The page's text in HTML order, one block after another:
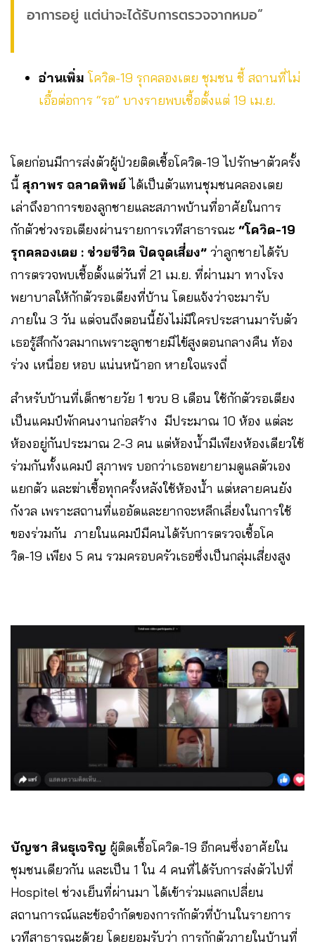
อาการอยู่ แต่น่าจะได้รับการตรวจจากหมอ”
อ่านเพิ่ม โควิด-19 รุกคลองเตย ชุมชน ชี้ สถานที่ไม่
เอื้อต่อการ “รอ” บางรายพบเชื้อตั้งแต่ 19 เม.ย.
โดยก่อนมีการส่งตัวผู้ป่วยติดเชื้อโควิด-19 ไปรักษาตัวครั้ง
นี้ สุภาพร ฉลาดทิพย์ ได้เป็นตัวแทนชุมชนคลองเตย
เล่าถึงอาการของลูกชายและสภาพบ้านที่อาศัยในการ
กักตัวช่วงรอเตียงผ่านรายการเวทีสาธารณะ “โควิด-19
รุกคลองเตย : ช่วยชีวิต ปิดจุดเสี่ยง” ว่าลูกชายได้รับ
การตรวจพบเชื้อตั้งแต่วันที่ 21 เม.ย. ที่ผ่านมา ทางโรง
พยาบาลให้กักตัวรอเตียงที่บ้าน โดยแจ้งว่าจะมารับ
ภายใน 3 วัน แต่จนถึงตอนนี้ยังไม่มีใครประสานมารับตัว
เธอรู้สึกกังวลมากเพราะลูกชายมีไข้สูงตอนกลางคืน ท้อง
ร่วง เหนื่อย หอบ แน่นหน้าอก หายใจแรงถี่
สำหรับบ้านที่เด็กชายวัย 1 ขวบ 8 เดือน ใช้กักตัวรอเตียง
เป็นแคมป์พักคนงานก่อสร้าง มีประมาณ 10 ห้อง แต่ละ
ห้องอยู่กันประมาณ 2-3 คน แต่ห้องน้ำมีเพียงห้องเดียวใช้
ร่วมกันทั้งแคมป์ สุภาพร บอกว่าเธอพยายามดูแลตัวเอง
แยกตัว และฆ่าเชื้อทุกครั้งหลังใช้ห้องน้ำ แต่หลายคนยัง
กังวล เพราะสถานที่แออัดและยากจะหลีกเลี่ยงในการใช้
ของร่วมกัน ภายในแคมป์มีคนได้รับการตรวจเชื้อโค
วิด-19 เพียง 5 คน รวมครอบครัวเธอซึ่งเป็นกลุ่มเสี่ยงสูง
บัญชา สินธุเจริญ ผู้ติดเชื้อโควิด-19 อีกคนซึ่งอาศัยใน
ชุมชนเดียวกัน และเป็น 1 ใน 4 คนที่ได้รับการส่งตัวไปที่
Hospitel ช่วงเย็นที่ผ่านมา ได้เข้าร่วมแลกเปลี่ยน
สถานการณ์และข้อจำกัดของการกักตัวที่บ้านในรายการ
เวทีสาธารณะด้วย โดยยอมรับว่า การกักตัวภายในบ้านที่